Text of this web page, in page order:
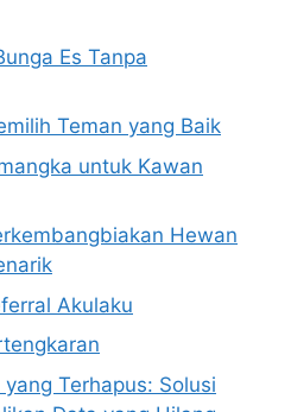
Es Tanpa
Teman yang Baik
untuk Kawan
Hewan
Akulaku
Terhapus: Solusi